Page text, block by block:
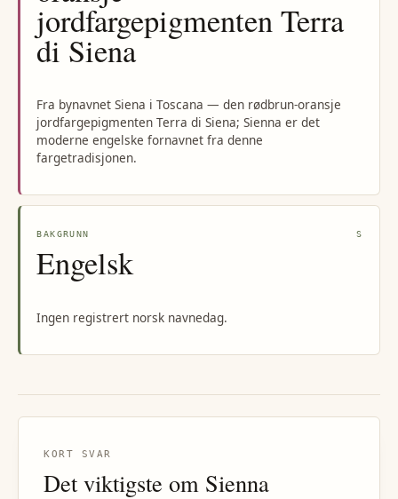
jordfargepigmenten Terra
di Siena
Fra bynavnet Siena i Toscana — den rødbrun-oransje
jordfargepigmenten Terra di Siena; Sienna er det
moderne engelske fornavnet fra denne
fargetradisjonen.
BAKGRUNN S
Engelsk
Ingen registrert norsk navnedag.
KORT SVAR
Det viktigste om Sienna